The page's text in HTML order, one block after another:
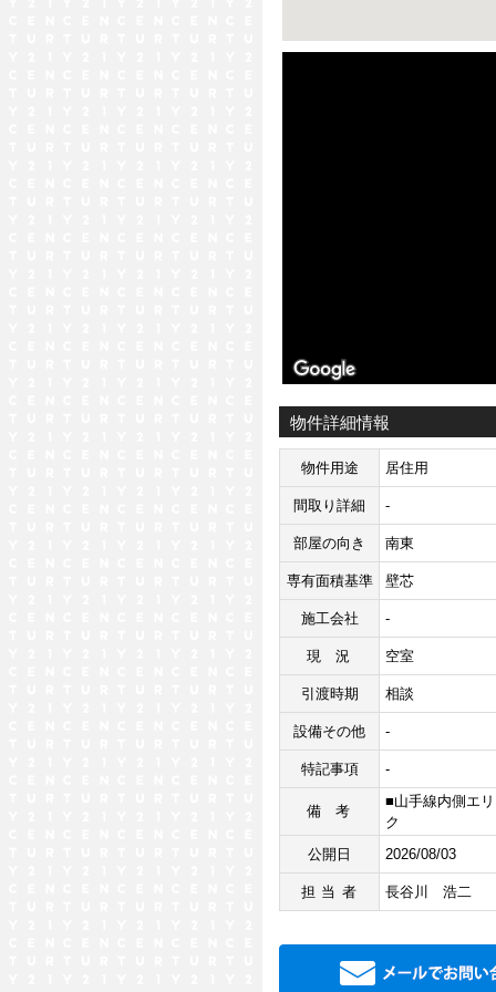
物件詳細情報
物件用途 居住用
間取り詳細 -
部屋の向き 南東
専有面積基準 壁芯
施工会社 -
現況 空室
引渡時期 相談
設備その他 -
特記事項 -
備考
■山手線内側エ
ク
公開日
2026/08/03
担当者 長谷川 浩二